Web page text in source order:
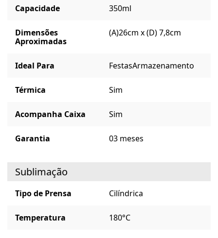
Capacidade 350ml
Dimensões
Aproximadas
(A)26cm x (D) 7,8cm
Ideal Para FestasArmazenamento
Térmica Sim
Acompanha Caixa Sim
Garantia 03 meses
Sublimação
Tipo de Prensa Cilíndrica
Temperatura 180°C